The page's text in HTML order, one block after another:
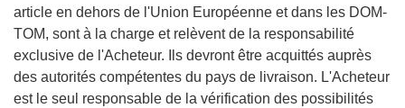
article en dehors de l'Union Européenne et dans les DOM-
TOM, sont à la charge et relèvent de la responsabilité
exclusive de l'Acheteur. Ils devront être acquittés auprès
des autorités compétentes du pays de livraison. L'Acheteur
est le seul responsable de la vérification des possibilités